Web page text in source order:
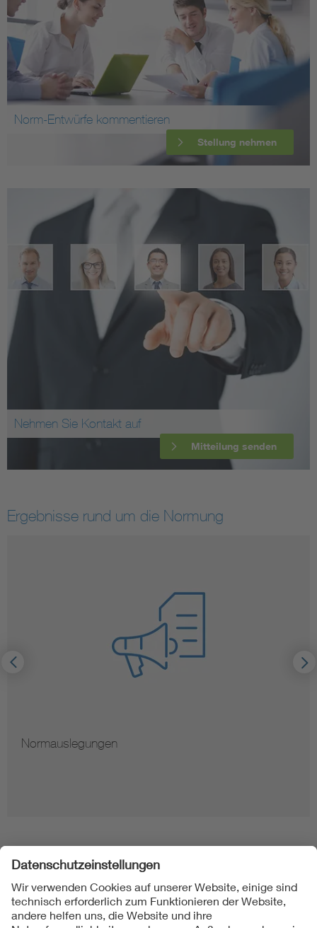
Norm-Entwürfe kommentieren
Stellung nehmen
Nehmen Sie Kontakt auf
Mitteilung senden
Ergebnisse rund um die Normung
Normauslegungen
Folgen Sie uns